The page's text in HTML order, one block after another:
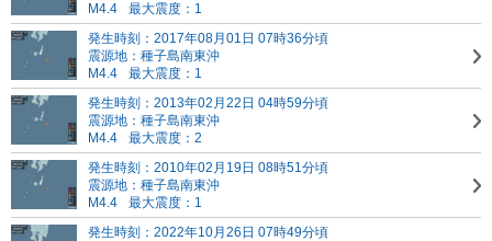
M4.4
最大震度：1
発生時刻：2017年08月01日 07時36分頃
震源地：種子島南東沖
M4.4
最大震度：1
発生時刻：2013年02月22日 04時59分頃
震源地：種子島南東沖
M4.4
最大震度：2
発生時刻：2010年02月19日 08時51分頃
震源地：種子島南東沖
M4.4
最大震度：1
発生時刻：2022年10月26日 07時49分頃